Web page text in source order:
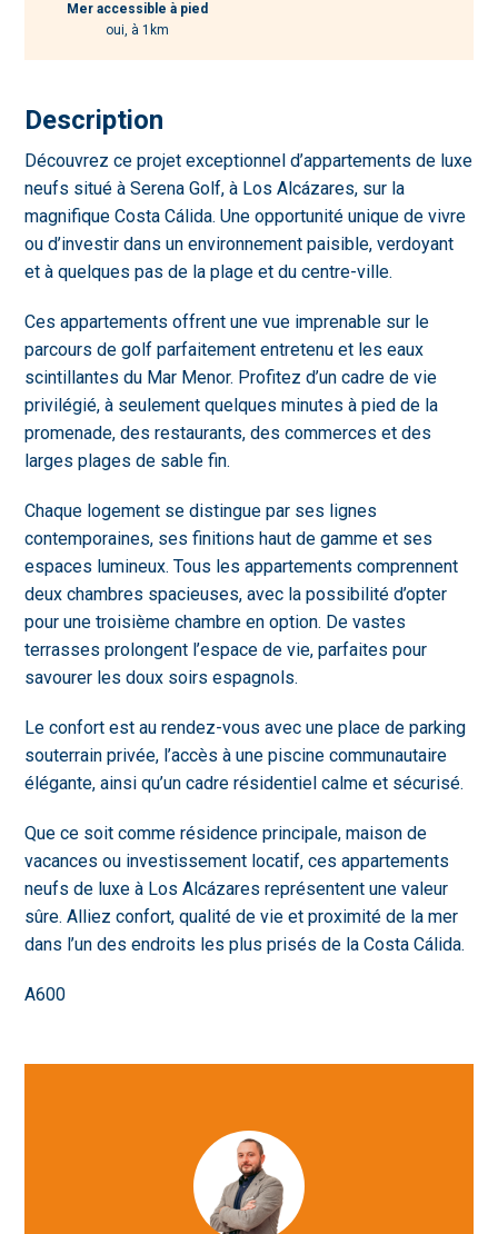
Mer accessible à pied
oui, à 1km
Description
Découvrez ce projet exceptionnel d’appartements de luxe
neufs situé à Serena Golf, à Los Alcázares, sur la
magnifique Costa Cálida. Une opportunité unique de vivre
ou d’investir dans un environnement paisible, verdoyant
et à quelques pas de la plage et du centre-ville.
Ces appartements offrent une vue imprenable sur le
parcours de golf parfaitement entretenu et les eaux
scintillantes du Mar Menor. Profitez d’un cadre de vie
privilégié, à seulement quelques minutes à pied de la
promenade, des restaurants, des commerces et des
larges plages de sable fin.
Chaque logement se distingue par ses lignes
contemporaines, ses finitions haut de gamme et ses
espaces lumineux. Tous les appartements comprennent
deux chambres spacieuses, avec la possibilité d’opter
pour une troisième chambre en option. De vastes
terrasses prolongent l’espace de vie, parfaites pour
savourer les doux soirs espagnols.
Le confort est au rendez-vous avec une place de parking
souterrain privée, l’accès à une piscine communautaire
élégante, ainsi qu’un cadre résidentiel calme et sécurisé.
Que ce soit comme résidence principale, maison de
vacances ou investissement locatif, ces appartements
neufs de luxe à Los Alcázares représentent une valeur
sûre. Alliez confort, qualité de vie et proximité de la mer
dans l’un des endroits les plus prisés de la Costa Cálida.
A600